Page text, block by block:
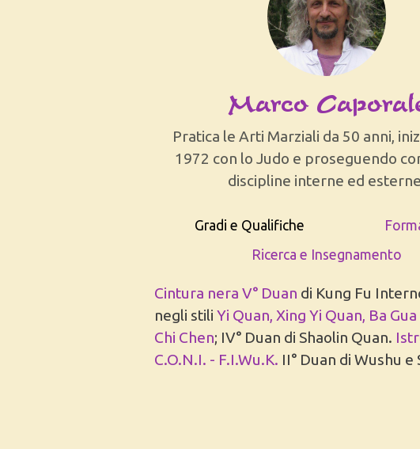
Marco
Pratica le Arti Marziali da 50 anni,
1972 con lo Judo e proseguendo
discipline interne ed
Gradi e Qualifiche
Ricerca e Insegnamento
Cintura nera V° Duan di Kung Fu
negli stiliYi Quan, Xing Yi Quan, Ba
Chi Chen; IV° Duan di Shaolin Quan.
C.O.N.I. - F.I.Wu.K. II° Duan di Wushu e